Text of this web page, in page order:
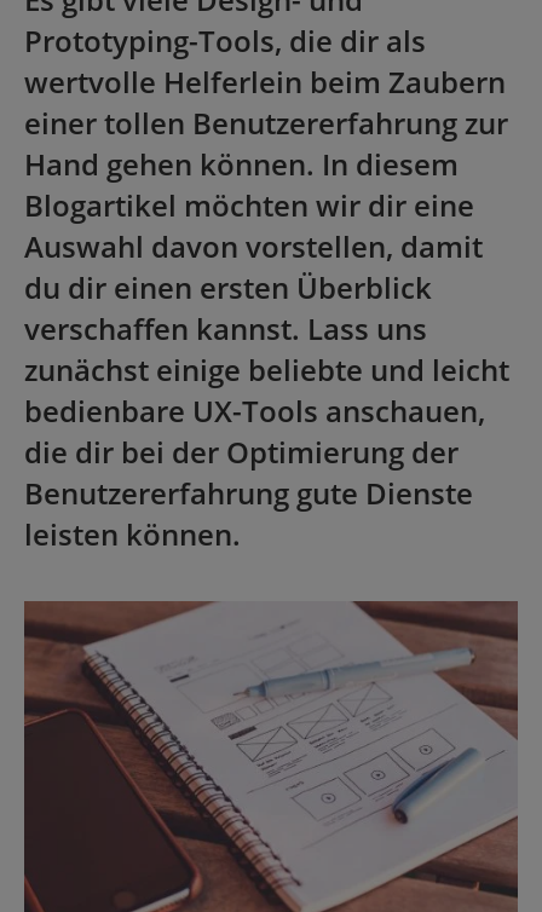
Prototyping-Tools, die dir als
wertvolle Helferlein beim Zaubern
einer tollen Benutzererfahrung zur
Hand gehen können. In diesem
Blogartikel möchten wir dir eine
Auswahl davon vorstellen, damit
du dir einen ersten Überblick
verschaffen kannst. Lass uns
zunächst einige beliebte und leicht
bedienbare UX-Tools anschauen,
die dir bei der Optimierung der
Benutzererfahrung gute Dienste
leisten können.